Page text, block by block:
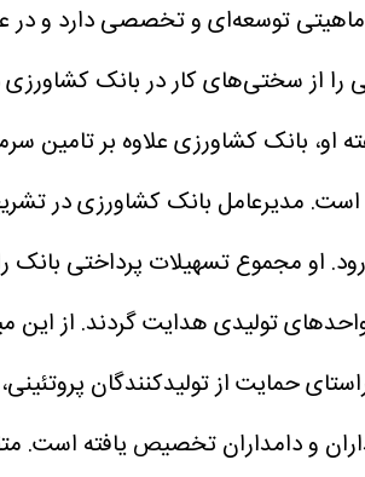
ماهیتی توسعه‌ای و تخصصی دارد و در
از سختی‌های کار در بانک
او، بانک کشاورزی علاوه بر تامین
است. مدیرعامل بانک کشاورزی در
تولیدی هدایت گردند. از این
تومان برای شارژ کیف پول مرغداران و دامداران